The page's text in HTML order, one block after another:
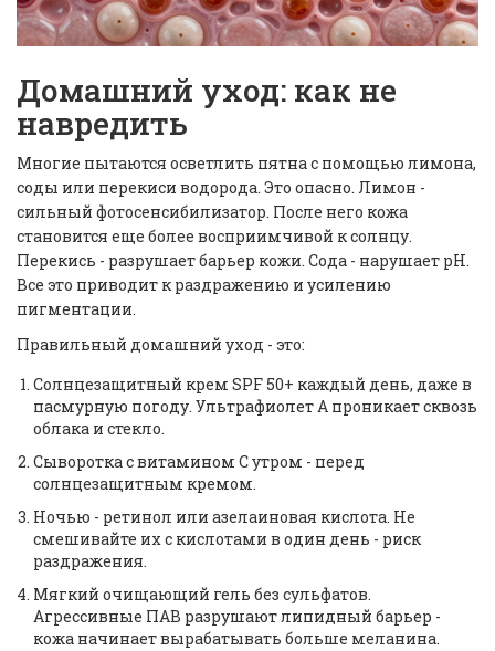
Домашний уход: как не
навредить
Многие пытаются осветлить пятна с помощью лимона,
соды или перекиси водорода. Это опасно. Лимон -
сильный фотосенсибилизатор. После него кожа
становится еще более восприимчивой к солнцу.
Перекись - разрушает барьер кожи. Сода - нарушает pH.
Все это приводит к раздражению и усилению
пигментации.
Правильный домашний уход - это:
Солнцезащитный крем SPF 50+ каждый день, даже в
пасмурную погоду. Ультрафиолет А проникает сквозь
облака и стекло.
Сыворотка с витамином С утром - перед
солнцезащитным кремом.
Ночью - ретинол или азелаиновая кислота. Не
смешивайте их с кислотами в один день - риск
раздражения.
Мягкий очищающий гель без сульфатов.
Агрессивные ПАВ разрушают липидный барьер -
кожа начинает вырабатывать больше меланина.